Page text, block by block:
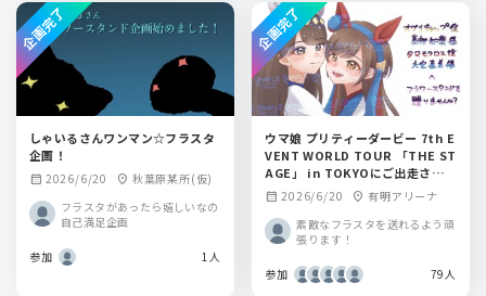
しゃいるさんワンマン☆フラスタ
企画！
calendar_month 2026/6/20 location_on 秋葉原某所(仮)
フラスタがあったら嬉しいなの
自己満足企画
参加 1人
企画完了
ウマ娘 プリティーダービー 7th E
VENT WORLD TOUR 「THE ST
AGE」 in TOKYOにご出走され
る、ウマ娘プリティーダービーオ
グリキャップ役 高柳知葉様＆タマ
モクロス役 大空直美様へ フラワ
ースタンドを送りませんか？
calendar_month 2026/6/20 location_on 有明アリーナ
素敵なフラスタを送れるよう頑
張ります！
参加 79人
企画完了